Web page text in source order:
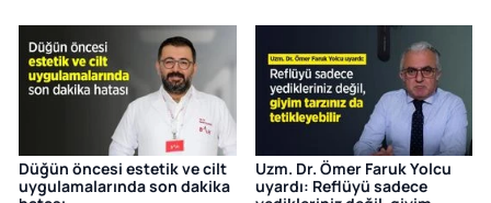
Düğün öncesi estetik ve cilt
uygulamalarında son dakika
Uzm. Dr. Ömer Faruk Yolcu
uyardı: Reflüyü sadece